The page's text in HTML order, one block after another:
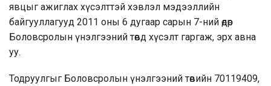
явцыг ажиглах хүсэлттэй хэвлэл мэдээллийн
байгууллагууд 2011 оны 6 дугаар сарын 7-ний өдөр
Боловсролын үнэлгээний төвд хүсэлт гаргаж, эрх авна
уу.
Тодруулгыг Боловсролын үнэлгээний төвийн 70119409,